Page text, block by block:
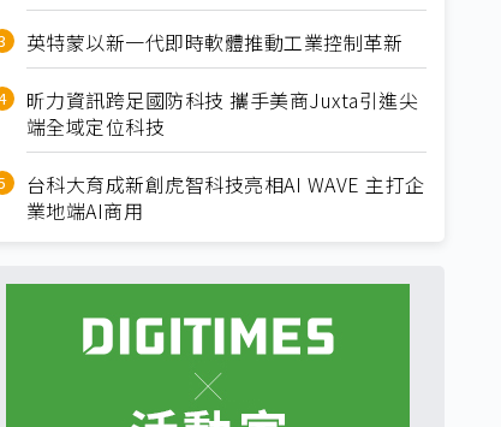
英特蒙以新一代即時軟體推動工業控制革新
昕力資訊跨足國防科技 攜手美商Juxta引進尖
端全域定位科技
台科大育成新創虎智科技亮相AI WAVE 主打企
業地端AI商用